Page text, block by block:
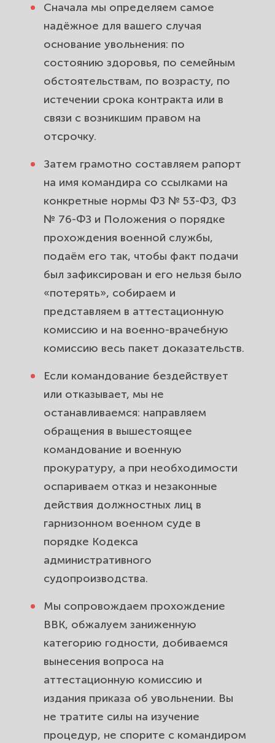
Сначала мы определяем самое
надёжное для вашего случая
основание увольнения: по
состоянию здоровья, по семейным
обстоятельствам, по возрасту, по
истечении срока контракта или в
связи с возникшим правом на
отсрочку.
Затем грамотно составляем рапорт
на имя командира со ссылками на
конкретные нормы ФЗ № 53-ФЗ, ФЗ
№ 76-ФЗ и Положения о порядке
прохождения военной службы,
подаём его так, чтобы факт подачи
был зафиксирован и его нельзя было
«потерять», собираем и
представляем в аттестационную
комиссию и на военно-врачебную
комиссию весь пакет доказательств.
Если командование бездействует
или отказывает, мы не
останавливаемся: направляем
обращения в вышестоящее
командование и военную
прокуратуру, а при необходимости
оспариваем отказ и незаконные
действия должностных лиц в
гарнизонном военном суде в
порядке Кодекса
административного
судопроизводства.
Мы сопровождаем прохождение
ВВК, обжалуем заниженную
категорию годности, добиваемся
вынесения вопроса на
аттестационную комиссию и
издания приказа об увольнении. Вы
не тратите силы на изучение
процедур, не спорите с командиром